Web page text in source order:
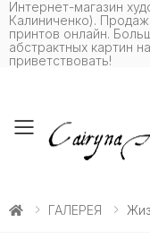
Интернет-магазин
Калиниченко).
принтов онлайн.
абстрактных картин
приветствовать!
Toggle
ГАЛЕРЕЯ